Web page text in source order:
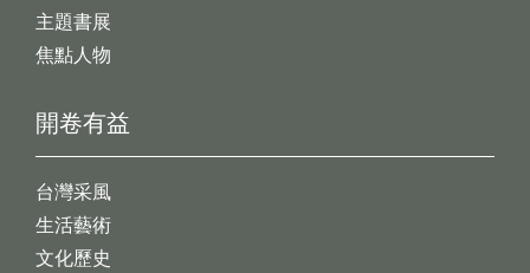
開卷有益
台灣采風
生活藝術
文化歷史
主題書展
焦點人物